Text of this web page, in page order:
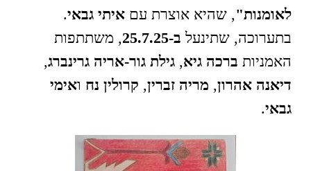
לאומנות", שהיא אוצרת עם איתי גבאי.
בתערוכה, שתינעלב-25.7.25
, משתתפות
האמניות ברכה גיא, גילת גור-אריה גרינברג,
דיאנה אהרון, מריה זברין, קרולין נח ואימי
גבאי.